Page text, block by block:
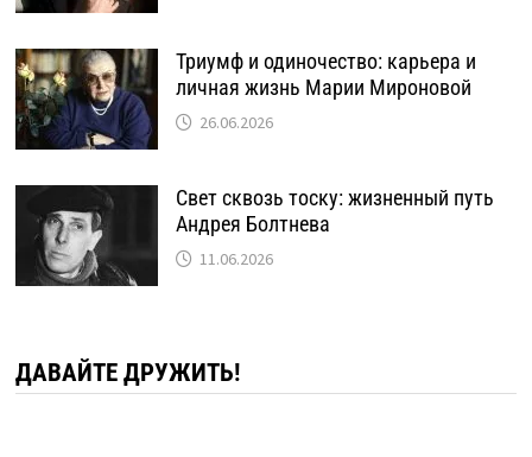
Триумф и одиночество: карьера и
личная жизнь Марии Мироновой
26.06.2026
Свет сквозь тоску: жизненный путь
Андрея Болтнева
11.06.2026
ДАВАЙТЕ ДРУЖИТЬ!